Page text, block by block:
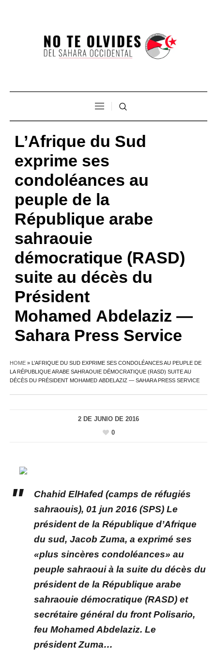
L’Afrique du Sud
exprime ses
condoléances au
peuple de la
République arabe
sahraouie
démocratique (RASD)
suite au décès du
Président
Mohamed Abdelaziz —
Sahara Press Service
HOME » L’AFRIQUE DU SUD EXPRIME SES CONDOLÉANCES AU PEUPLE DE
LA RÉPUBLIQUE ARABE SAHRAOUIE DÉMOCRATIQUE (RASD) SUITE AU
DÉCÈS DU PRÉSIDENT MOHAMED ABDELAZIZ — SAHARA PRESS SERVICE
2 DE JUNIO DE 2016
0
Chahid ElHafed (camps de réfugiés
sahraouis), 01 jun 2016 (SPS) Le
président de la République d’Afrique
du sud, Jacob Zuma, a exprimé ses
«plus sincères condoléances» au
peuple sahraoui à la suite du décès du
président de la République arabe
sahraouie démocratique (RASD) et
secrétaire général du front Polisario,
feu Mohamed Abdelaziz. Le
président Zuma…